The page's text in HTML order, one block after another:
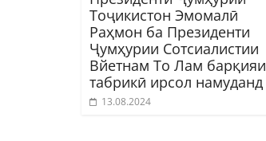
Тоҷикистон Эмомалӣ
Раҳмон ба Президенти
Ҷумҳурии Сотсиалистии
Вйетнам То Лам барқияи
табрикӣ ирсол намуданд
13.08.2024